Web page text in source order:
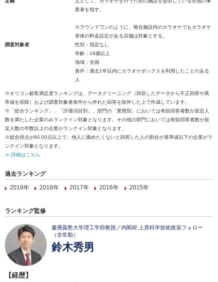
業者を指す。
※ラウンドワンのように、複合施設内のカラオケでもカラオケ
単体の料金設定がある店舗は対象とする。
調査対象者
性別：指定なし
年齢：18歳以上
地域：全国
条件：過去1年以内にカラオケボックスを利用したことのある
人
※オリコン顧客満足度ランキングは、データクリーニング（回収したデータから不正回答や異
常値を排除）および調査対象者条件から外れた回答を除外した上で作成しています。
※「総合ランキング」、「評価項目別」、部門の「業態別」においては有効回答者数が規定人
数を満たした企業のみランクイン対象となります。その他の部門においては有効回答者数が規
定人数の半数以上の企業がランクイン対象となります。
※総合得点が60.00点以上で、他人に薦めたくないと回答した人の割合が基準値以下の企業がラ
ンクイン対象となります。
≫ 詳細はこちら
過去ランキング
2019年
2018年 2017年 2016年 2015年
ランキング監修
慶應義塾大学理工学部教授／内閣府 上席科学技術政策フェロー
（非常勤）
鈴木秀男
【経歴】